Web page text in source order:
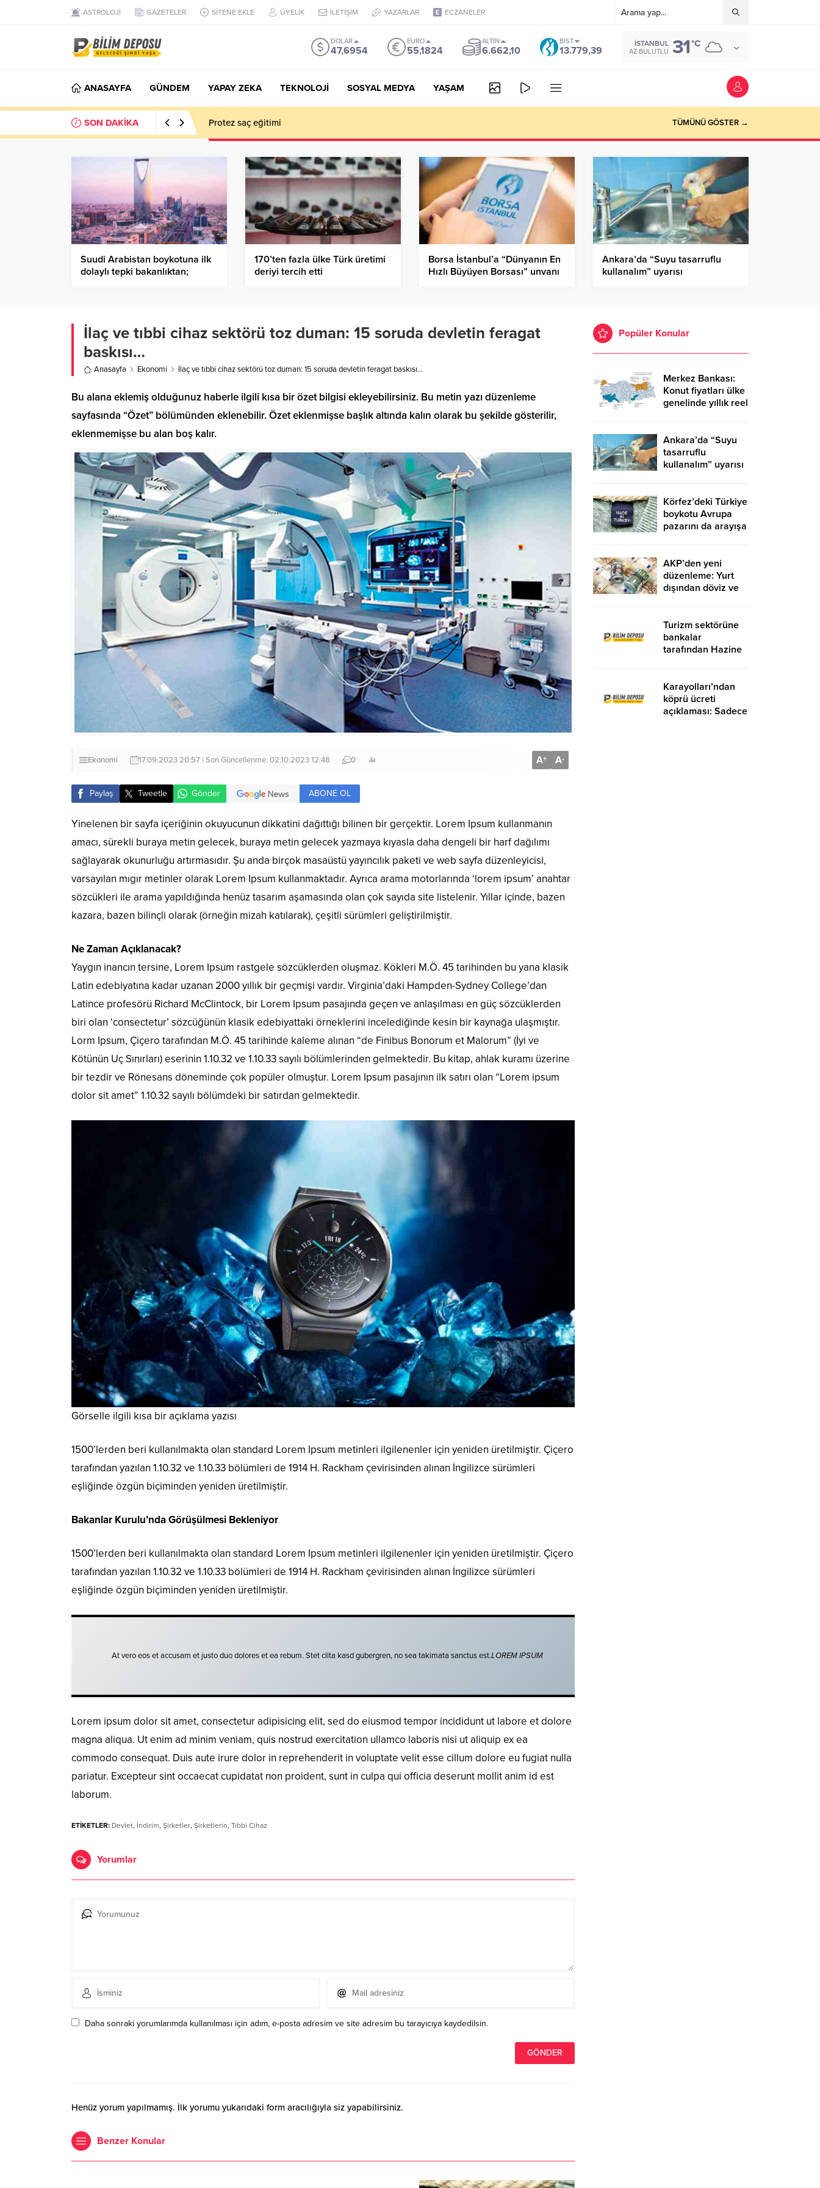
ASTROLOJİ GAZETELER SİTENE EKLE ÜYELİK İLETİŞİM YAZARLAR ECZANELER
DOLAR
47,6954
EURO
55,1824
ALTIN
6.662,10
BIST
13.779,39
İSTANBUL
AZ BULUTLU 31°C
ANASAYFA GÜNDEM YAPAY ZEKA TEKNOLOJİ SOSYAL MEDYA YAŞAM
SON DAKİKA EN İYİ 10 YAPAY ZEKA VİDEO OLUŞTURUCU TÜMÜNÜ GÖSTER →
Suudi Arabistan boykotuna ilk
dolaylı tepki bakanlıktan;
170’ten fazla ülke Türk üretimi
deriyi tercih etti
Borsa İstanbul’a “Dünyanın En
Hızlı Büyüyen Borsası” unvanı
Ankara’da “Suyu tasarruflu
kullanalım” uyarısı
İlaç ve tıbbi cihaz sektörü toz duman: 15 soruda devletin feragat
baskısı…
Anasayfa Ekonomi İlaç ve tıbbi cihaz sektörü toz duman: 15 soruda devletin feragat baskısı…
Bu alana eklemiş olduğunuz haberle ilgili kısa bir özet bilgisi ekleyebilirsiniz. Bu metin yazı düzenleme
sayfasında “Özet” bölümünden eklenebilir. Özet eklenmişse başlık altında kalın olarak bu şekilde gösterilir,
eklenmemişse bu alan boş kalır.
Ekonomi 17.09.2023 20:57 | Son Güncellenme: 02.10.2023 12:48 0 A+ A-
Paylaş Tweetle Gönder ABONE OL
Yinelenen bir sayfa içeriğinin okuyucunun dikkatini dağıttığı bilinen bir gerçektir. Lorem Ipsum kullanmanın
amacı, sürekli buraya metin gelecek, buraya metin gelecek yazmaya kıyasla daha dengeli bir harf dağılımı
sağlayarak okunurluğu artırmasıdır. Şu anda birçok masaüstü yayıncılık paketi ve web sayfa düzenleyicisi,
varsayılan mıgır metinler olarak Lorem Ipsum kullanmaktadır. Ayrıca arama motorlarında ‘lorem ipsum’ anahtar
sözcükleri ile arama yapıldığında henüz tasarım aşamasında olan çok sayıda site listelenir. Yıllar içinde, bazen
kazara, bazen bilinçli olarak (örneğin mizah katılarak), çeşitli sürümleri geliştirilmiştir.
Ne Zaman Açıklanacak?
Yaygın inancın tersine, Lorem Ipsum rastgele sözcüklerden oluşmaz. Kökleri M.Ö. 45 tarihinden bu yana klasik
Latin edebiyatına kadar uzanan 2000 yıllık bir geçmişi vardır. Virginia’daki Hampden-Sydney College’dan
Latince profesörü Richard McClintock, bir Lorem Ipsum pasajında geçen ve anlaşılması en güç sözcüklerden
biri olan ‘consectetur’ sözcüğünün klasik edebiyattaki örneklerini incelediğinde kesin bir kaynağa ulaşmıştır.
Lorm Ipsum, Çiçero tarafından M.Ö. 45 tarihinde kaleme alınan “de Finibus Bonorum et Malorum” (İyi ve
Kötünün Uç Sınırları) eserinin 1.10.32 ve 1.10.33 sayılı bölümlerinden gelmektedir. Bu kitap, ahlak kuramı üzerine
bir tezdir ve Rönesans döneminde çok popüler olmuştur. Lorem Ipsum pasajının ilk satırı olan “Lorem ipsum
dolor sit amet” 1.10.32 sayılı bölümdeki bir satırdan gelmektedir.
Görselle ilgili kısa bir açıklama yazısı
1500’lerden beri kullanılmakta olan standard Lorem Ipsum metinleri ilgilenenler için yeniden üretilmiştir. Çiçero
tarafından yazılan 1.10.32 ve 1.10.33 bölümleri de 1914 H. Rackham çevirisinden alınan İngilizce sürümleri
eşliğinde özgün biçiminden yeniden üretilmiştir.
Bakanlar Kurulu’nda Görüşülmesi Bekleniyor
1500’lerden beri kullanılmakta olan standard Lorem Ipsum metinleri ilgilenenler için yeniden üretilmiştir. Çiçero
tarafından yazılan 1.10.32 ve 1.10.33 bölümleri de 1914 H. Rackham çevirisinden alınan İngilizce sürümleri
eşliğinde özgün biçiminden yeniden üretilmiştir.
At vero eos et accusam et justo duo dolores et ea rebum. Stet clita kasd gubergren, no sea takimata sanctus est.LOREM IPSUM
Lorem ipsum dolor sit amet, consectetur adipisicing elit, sed do eiusmod tempor incididunt ut labore et dolore
magna aliqua. Ut enim ad minim veniam, quis nostrud exercitation ullamco laboris nisi ut aliquip ex ea
commodo consequat. Duis aute irure dolor in reprehenderit in voluptate velit esse cillum dolore eu fugiat nulla
pariatur. Excepteur sint occaecat cupidatat non proident, sunt in culpa qui officia deserunt mollit anim id est
laborum.
ETİKETLER: Devlet, İndirim, Şirketler, Şirketlerin, Tıbbi Cihaz
Yorumlar
Daha sonraki yorumlarımda kullanılması için adım, e-posta adresim ve site adresim bu tarayıcıya kaydedilsin.
Henüz yorum yapılmamış. İlk yorumu yukarıdaki form aracılığıyla siz yapabilirsiniz.
Benzer Konular
Popüler Konular
Merkez Bankası:
Konut fiyatları ülke
genelinde yıllık reel
23.3 yükseldi
Ankara’da “Suyu
tasarruflu
kullanalım” uyarısı
Körfez’deki Türkiye
boykotu Avrupa
pazarını da arayışa
AKP’den yeni
düzenleme: Yurt
dışından döviz ve
Turizm sektörüne
bankalar
tarafından Hazine
desteği sağlanacak
Karayolları’ndan
köprü ücreti
açıklaması: Sadece